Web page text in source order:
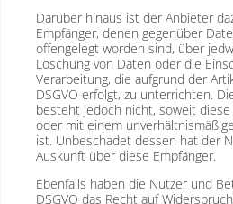
Darüber hinaus ist der Anbieter
Empfänger, denen gegenüber
offengelegt worden sind, über
Löschung von Daten oder die
Verarbeitung, die aufgrund der
DSGVO erfolgt, zu unterrichten.
besteht jedoch nicht, soweit
oder mit einem
ist. Unbeschadet dessen hat der
Auskunft über diese Empfänger.
Ebenfalls haben die Nutzer und
DSGVO das Recht auf